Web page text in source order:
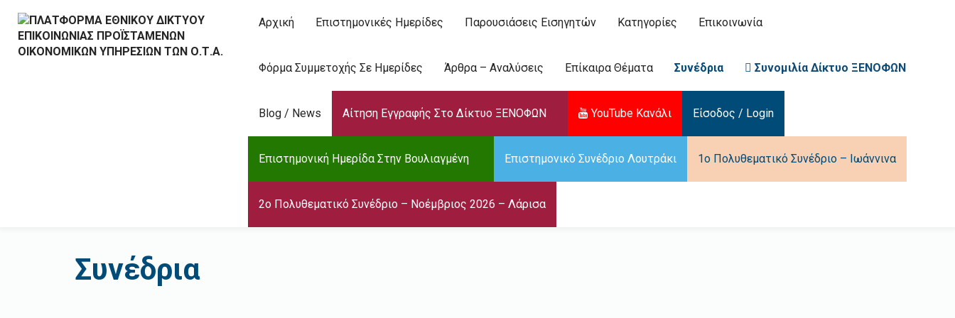
Αρχική Επιστημονικές Ημερίδες Παρουσιάσεις Εισηγητών Κατηγορίες Επικοινωνία
Φόρμα Συμμετοχής Σε Ημερίδες Άρθρα – Αναλύσεις Επίκαιρα Θέματα Συνέδρια Συνομιλία Δίκτυο ΞΕΝΟΦΩΝ
Blog / News Αίτηση Εγγραφής Στο Δίκτυο ΞΕΝΟΦΩΝ YouTube Κανάλι Είσοδος / Login
Επιστημονική Ημερίδα Στην Βουλιαγμένη Επιστημονικό Συνέδριο Λουτράκι 1ο Πολυθεματικό Συνέδριο – Ιωάννινα
2ο Πολυθεματικό Συνέδριο – Νοέμβριος 2026 – Λάρισα
Συνέδρια